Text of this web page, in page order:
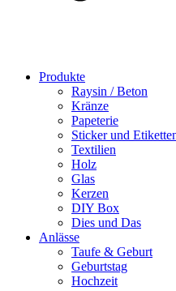
Produkte
Raysin / Beton
Kränze
Papeterie
Sticker und
Textilien
Holz
Glas
Kerzen
DIY Box
Dies und Das
Anlässe
Taufe & Geburt
Geburtstag
Hochzeit